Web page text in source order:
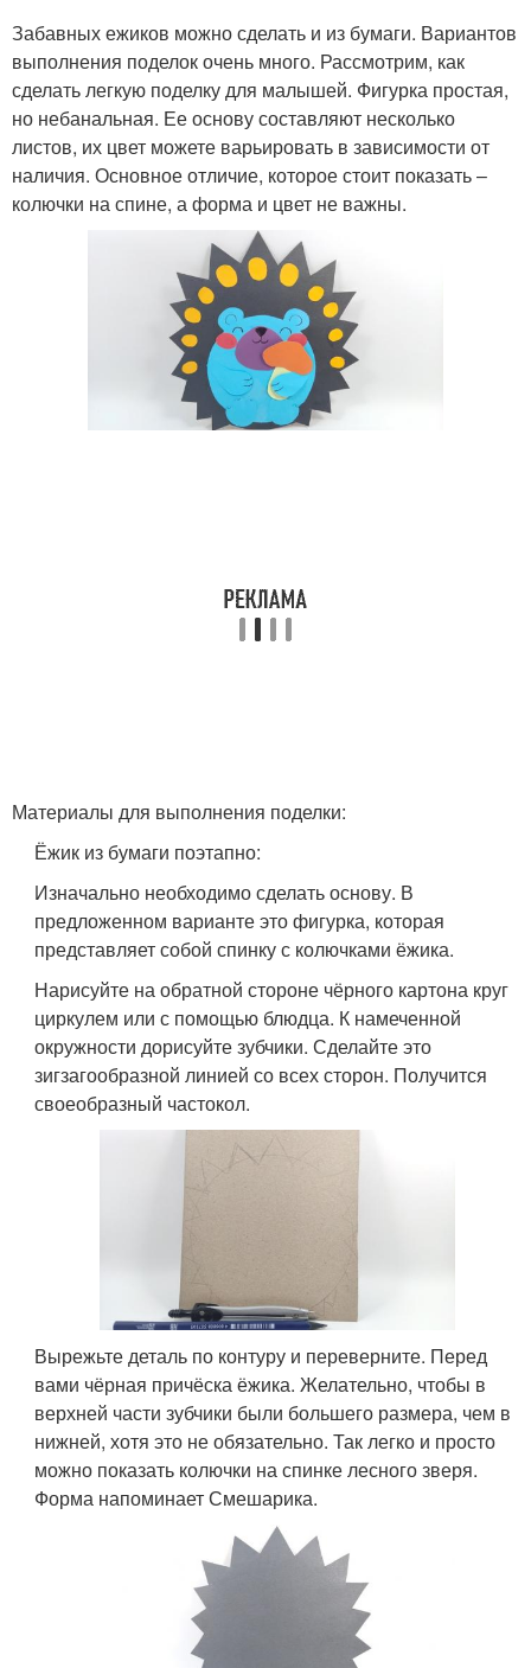
Забавных ежиков можно сделать и из бумаги. Вариантов
выполнения поделок очень много. Рассмотрим, как
сделать легкую поделку для малышей. Фигурка простая,
но небанальная. Ее основу составляют несколько
листов, их цвет можете варьировать в зависимости от
наличия. Основное отличие, которое стоит показать –
колючки на спине, а форма и цвет не важны.
Материалы для выполнения поделки:
Ёжик из бумаги поэтапно:
Изначально необходимо сделать основу. В
предложенном варианте это фигурка, которая
представляет собой спинку с колючками ёжика.
Нарисуйте на обратной стороне чёрного картона круг
циркулем или с помощью блюдца. К намеченной
окружности дорисуйте зубчики. Сделайте это
зигзагообразной линией со всех сторон. Получится
своеобразный частокол.
Вырежьте деталь по контуру и переверните. Перед
вами чёрная причёска ёжика. Желательно, чтобы в
верхней части зубчики были большего размера, чем в
нижней, хотя это не обязательно. Так легко и просто
можно показать колючки на спинке лесного зверя.
Форма напоминает Смешарика.